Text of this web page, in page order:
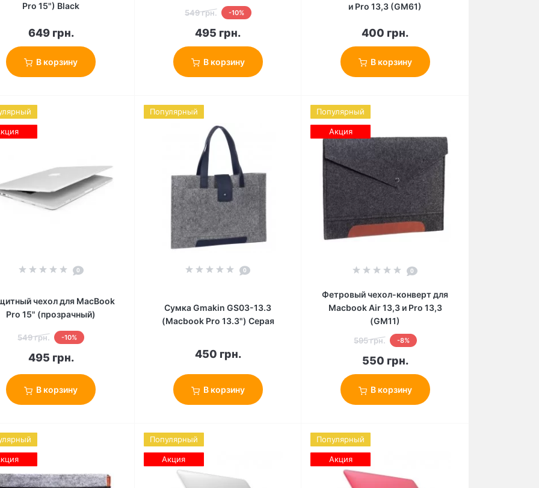
Pro 15") Black
649 грн.
В корзину
549 грн. -10%
495 грн.
В корзину
и Pro 13,3 (GM61)
400 грн.
В корзину
0
чехол для MacBook
Pro 15" (прозрачный)
549 грн. -10%
495 грн.
В корзину
Популярный
0
Сумка Gmakin GS03-13.3
(Macbook Pro 13.3") Серая
450 грн.
В корзину
Популярный
Акция
0
Фетровый чехол-конверт для
Macbook Air 13,3 и Pro 13,3
(GM11)
595 грн. -8%
550 грн.
В корзину
Популярный
Акция
Популярный
Акция